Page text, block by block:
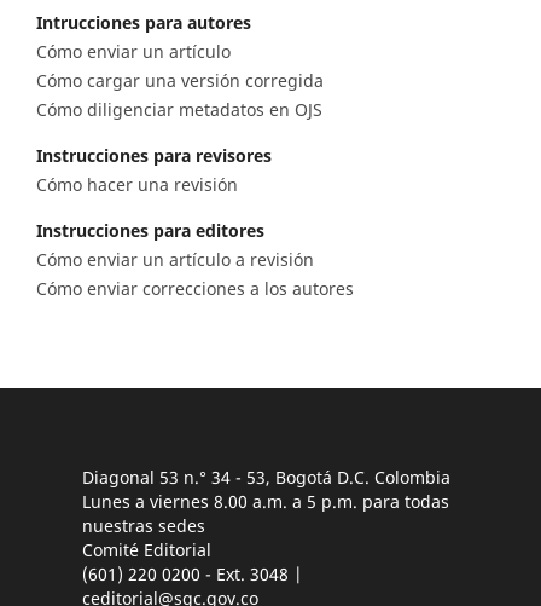
Intrucciones para autores
Cómo enviar un artículo
Cómo cargar una versión corregida
Cómo diligenciar metadatos en OJS
Instrucciones para revisores
Cómo hacer una revisión
Instrucciones para editores
Cómo enviar un artículo a revisión
Cómo enviar correcciones a los autores
Diagonal 53 n.° 34 - 53, Bogotá D.C. Colombia
Lunes a viernes 8.00 a.m. a 5 p.m. para todas
nuestras sedes
Comité Editorial
(601) 220 0200 - Ext. 3048 |
ceditorial@sgc.gov.co